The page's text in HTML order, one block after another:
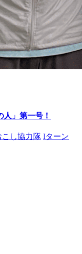
」第一号！
こし協力隊 Iターン